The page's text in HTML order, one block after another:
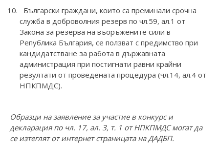
Български граждани, които са преминали срочна
служба в доброволния резерв по чл.59, ал.1 от
Закона за резерва на въоръжените сили в
Република България, се ползват с предимство при
кандидатстване за работа в държавната
администрация при постигнати равни крайни
резултати от проведената процедура (чл.14, ал.4 от
НПКПМДС).
Образци на заявление за участие в конкурс и
декларация по чл. 17, ал. 3, т. 1 от НПКПМДС могат да
се изтеглят от интернет страницата на ДАДБП.